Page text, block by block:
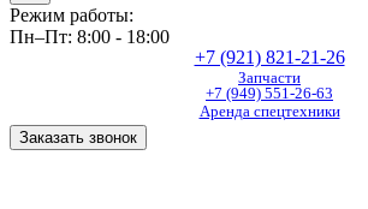
Режим работы:
Пн–Пт: 8:00 - 18:00
+7 (921) 821-21-26
Запчасти
+7 (949) 551-26-63
Аренда спецтехники
Заказать звонок